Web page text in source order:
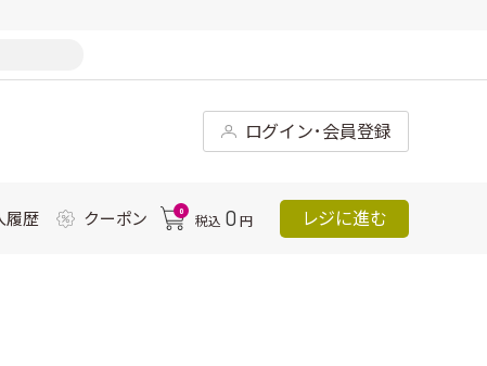
ログイン･会員登録
履歴 クーポン 0
税込 0 円 レジに進む